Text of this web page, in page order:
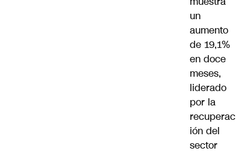
un
aumento
de 19,1%
en doce
meses,
liderado
por la
recuperac
ión del
sector